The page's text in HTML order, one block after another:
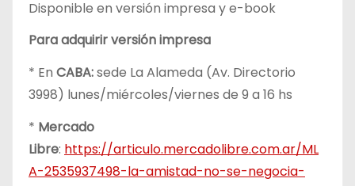
Disponible en versión impresa y e-book
Para adquirir versión impresa
* En CABA:sede La Alameda (Av. Directorio
3998) lunes/miércoles/viernes de 9 a 16 hs
* Mercado
Libre: https://articulo.mercadolibre.com.ar/ML
A-2535937498-la-amistad-no-se-negocia-